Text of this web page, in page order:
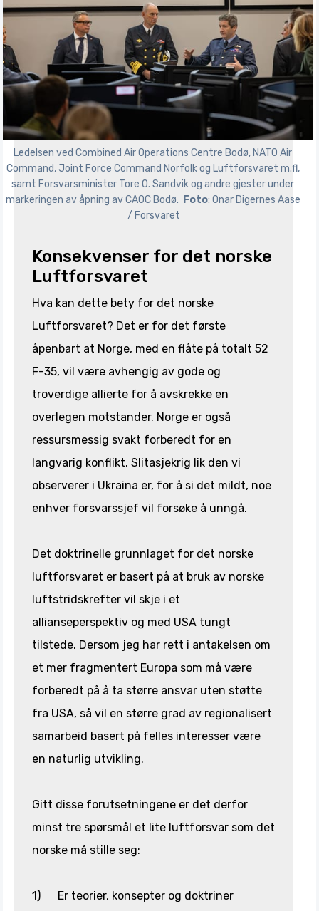
Ledelsen ved Combined Air Operations Centre Bodø, NATO Air
Command, Joint Force Command Norfolk og Luftforsvaret m.fl,
samt Forsvarsminister Tore O. Sandvik og andre gjester under
markeringen av åpning av CAOC Bodø. Foto: Onar Digernes Aase
/ Forsvaret
Konsekvenser for det norske
Luftforsvaret
Hva kan dette bety for det norske
Luftforsvaret? Det er for det første
åpenbart at Norge, med en flåte på totalt 52
F-35, vil være avhengig av gode og
troverdige allierte for å avskrekke en
overlegen motstander. Norge er også
ressursmessig svakt forberedt for en
langvarig konflikt. Slitasjekrig lik den vi
observerer i Ukraina er, for å si det mildt, noe
enhver forsvarssjef vil forsøke å unngå.
Det doktrinelle grunnlaget for det norske
luftforsvaret er basert på at bruk av norske
luftstridskrefter vil skje i et
allianseperspektiv og med USA tungt
tilstede. Dersom jeg har rett i antakelsen om
et mer fragmentert Europa som må være
forberedt på å ta større ansvar uten støtte
fra USA, så vil en større grad av regionalisert
samarbeid basert på felles interesser være
en naturlig utvikling.
Gitt disse forutsetningene er det derfor
minst tre spørsmål et lite luftforsvar som det
norske må stille seg:
1) Er teorier, konsepter og doktriner